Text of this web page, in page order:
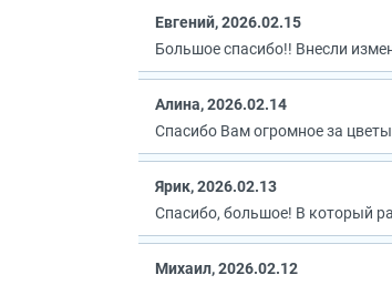
Евгений, 2026.02.15
Большое спасибо!! Внесли
Алина, 2026.02.14
Спасибо Вам огромное за
Ярик, 2026.02.13
Спасибо, большое! В который
Михаил, 2026.02.12